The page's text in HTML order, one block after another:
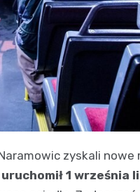
zyskali nowe
1 września